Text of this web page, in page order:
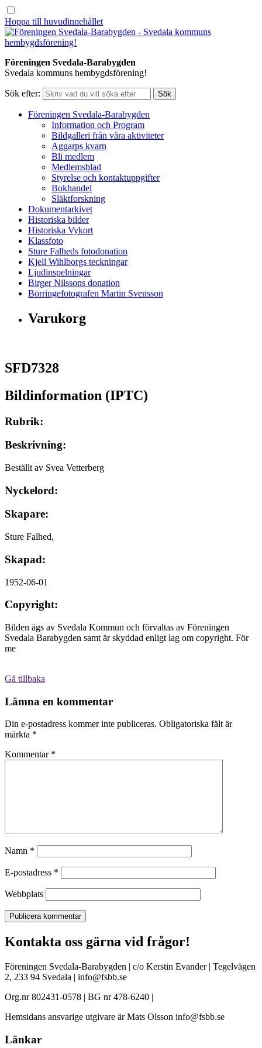
Hoppa till huvudinnehållet
Föreningen Svedala-Barabygden
Svedala kommuns hembygdsförening!
Sök efter:
Föreningen Svedala-Barabygden
Information och Program
Bildgalleri från våra aktiviteter
Aggarps kvarn
Bli medlem
Medlemsblad
Styrelse och kontaktuppgifter
Bokhandel
Släktforskning
Dokumentarkivet
Historiska bilder
Historiska Vykort
Klassfoto
Sture Falheds fotodonation
Kjell Wihlborgs teckningar
Ljudinspelningar
Birger Nilssons donation
Börringefotografen Martin Svensson
Varukorg
SFD7328
Bildinformation (IPTC)
Rubrik:
Beskrivning:
Beställt av Svea Vetterberg
Nyckelord:
Skapare:
Sture Falhed,
Skapad:
1952-06-01
Copyright:
Bilden ägs av Svedala Kommun och förvaltas av Föreningen
Svedala Barabygden samt är skyddad enligt lag om copyright. För
me
Gå tillbaka
Lämna en kommentar
Din e-postadress kommer inte publiceras. Obligatoriska fält är
märkta *
Kommentar *
Namn *
E-postadress *
Webbplats
Kontakta oss gärna vid frågor!
Föreningen Svedala-Barabygden | c/o Kerstin Evander | Tegelvägen
2, 233 94 Svedala | info@fsbb.se
Org.nr 802431-0578 | BG nr 478-6240 |
Hemsidans ansvarige utgivare är Mats Olsson info@fsbb.se
Länkar